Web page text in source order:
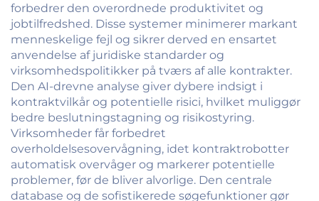
forbedrer den overordnede produktivitet og
jobtilfredshed. Disse systemer minimerer markant
menneskelige fejl og sikrer derved en ensartet
anvendelse af juridiske standarder og
virksomhedspolitikker på tværs af alle kontrakter.
Den AI-drevne analyse giver dybere indsigt i
kontraktvilkår og potentielle risici, hvilket muliggør
bedre beslutningstagning og risikostyring.
Virksomheder får forbedret
overholdelsesovervågning, idet kontraktrobotter
automatisk overvåger og markerer potentielle
problemer, før de bliver alvorlige. Den centrale
database og de sofistikerede søgefunktioner gør